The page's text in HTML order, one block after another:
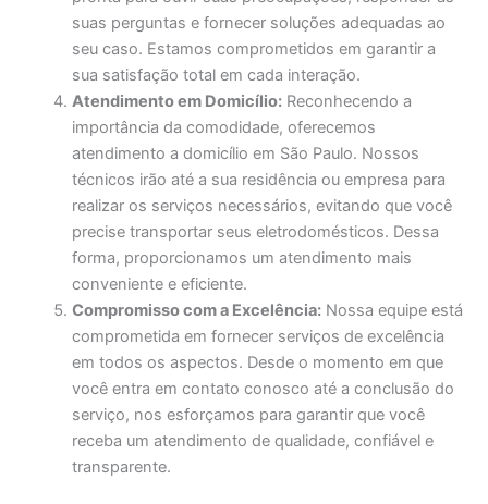
suas perguntas e fornecer soluções adequadas ao
seu caso. Estamos comprometidos em garantir a
sua satisfação total em cada interação.
Atendimento em Domicílio: Reconhecendo a
importância da comodidade, oferecemos
atendimento a domicílio em São Paulo. Nossos
técnicos irão até a sua residência ou empresa para
realizar os serviços necessários, evitando que você
precise transportar seus eletrodomésticos. Dessa
forma, proporcionamos um atendimento mais
conveniente e eficiente.
Compromisso com a Excelência: Nossa equipe está
comprometida em fornecer serviços de excelência
em todos os aspectos. Desde o momento em que
você entra em contato conosco até a conclusão do
serviço, nos esforçamos para garantir que você
receba um atendimento de qualidade, confiável e
transparente.